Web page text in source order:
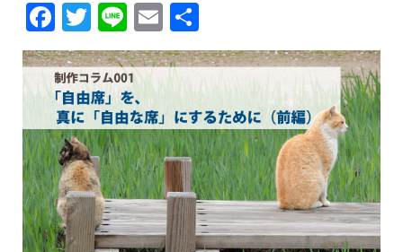
Facebook
Twitter
LineEmail
有